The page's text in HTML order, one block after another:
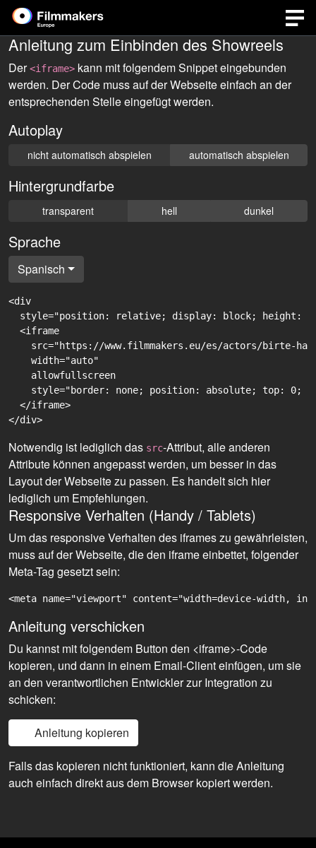
Anleitung zum Einbinden des Showreels
Der<iframe> kann mit folgendem Snippet eingebunden
werden. Der Code muss auf der Webseite einfach an der
entsprechenden Stelle eingefügt werden.
Autoplay
nicht automatisch abspielen automatisch abspielen
Hintergrundfarbe
transparent hell dunkel
Sprache
Spanisch
<div
style="position: relative; display: block; height:
  <iframe
src="https://www.filmmakers.eu/es/actors/birte-
    width="auto"
    allowfullscreen
style="border: none; position: absolute; top: 0;
  </iframe>
Notwendig ist lediglich das src-Attribut, alle anderen
Attribute können angepasst werden, um besser in das
Layout der Webseite zu passen. Es handelt sich hier
lediglich um Empfehlungen.
Responsive Verhalten (Handy / Tablets)
Um das responsive Verhalten des iframes zu gewährleisten,
muss auf der Webseite, die den iframe einbettet, folgender
Meta-Tag gesetzt sein:
<meta name="viewport" content="width=device-width,
Anleitung verschicken
Du kannst mit folgendem Button den <iframe>-Code
kopieren, und dann in einem Email-Client einfügen, um sie
an den verantwortlichen Entwickler zur Integration zu
schicken:
Anleitung kopieren
Falls das kopieren nicht funktioniert, kann die Anleitung
auch einfach direkt aus dem Browser kopiert werden.